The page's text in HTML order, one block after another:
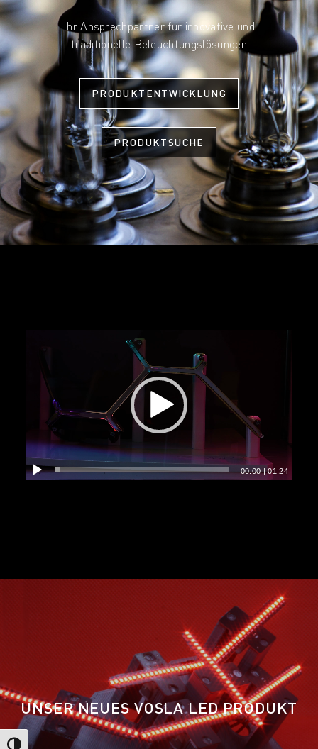
Ihr Ansprechpartner für innovative und
traditionelle Beleuchtungslösungen
PRODUKTENTWICKLUNG
PRODUKTSUCHE
00:00|01:24
UNSER NEUES VOSLA LED PRODUKT